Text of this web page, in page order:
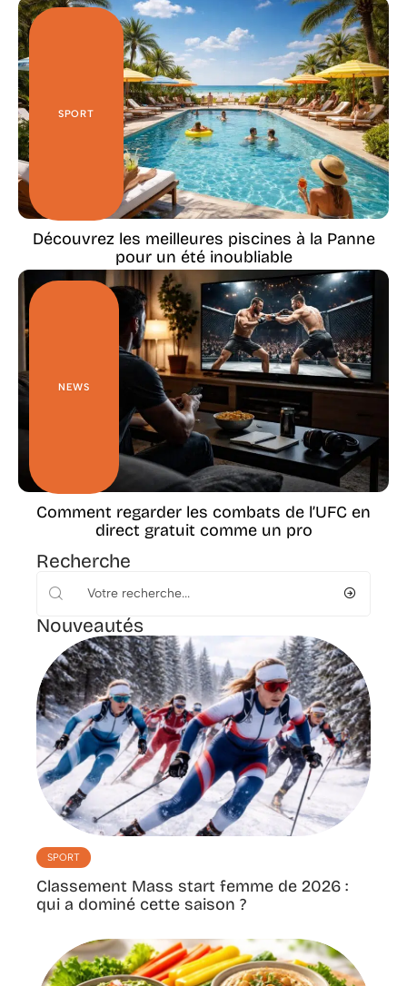
SPORT
Découvrez les meilleures piscines à la Panne
pour un été inoubliable
NEWS
Comment regarder les combats de l’UFC en
direct gratuit comme un pro
Recherche
Nouveautés
SPORT
Classement Mass start femme de 2026 :
qui a dominé cette saison ?